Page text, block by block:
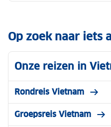
Op zoek naar iets
Onze reizen in
Rondreis Vietnam
Groepsreis Vietnam